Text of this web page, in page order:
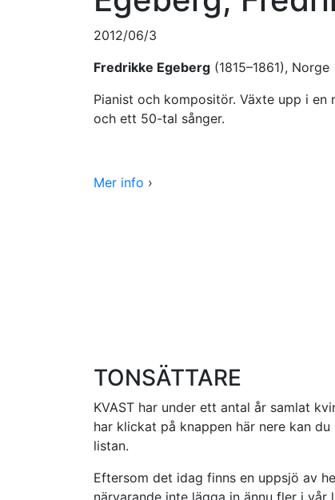
2012/06/3
Fredrikke Egeberg (1815–1861), Norge
Pianist och kompositör. Växte upp i
och ett 50-tal sånger.
Mer info ›
TONSÄTTARE
KVAST har under ett antal år samlat
har klickat på knappen här nere kan
listan.
Eftersom det idag finns en uppsjö av
närvarande inte lägga in ännu fler i